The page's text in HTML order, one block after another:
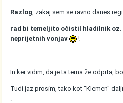
Razlog, zakaj sem se ravno danes
rad bi temeljito očistil hladilnik oz.
neprijetnih vonjav
!
In ker vidim, da je ta tema že odprta,
Tudi jaz prosim, tako kot "Klemen"
.